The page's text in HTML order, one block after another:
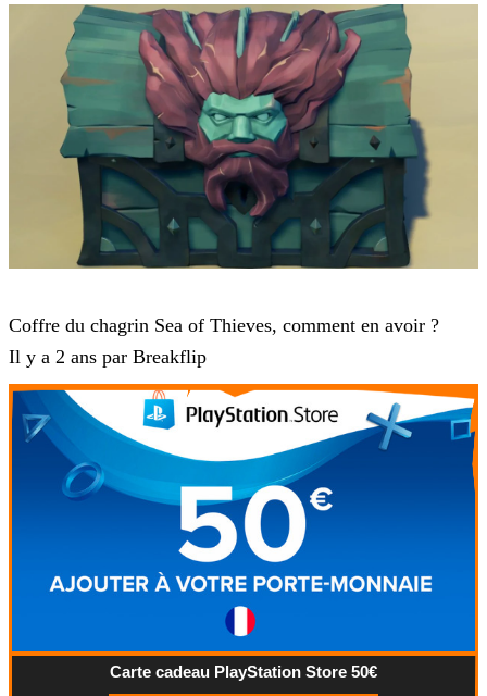
Coffre du chagrin Sea of Thieves, comment en avoir ?
Il y a 2 ans par Breakflip
Carte cadeau PlayStation Store 50€